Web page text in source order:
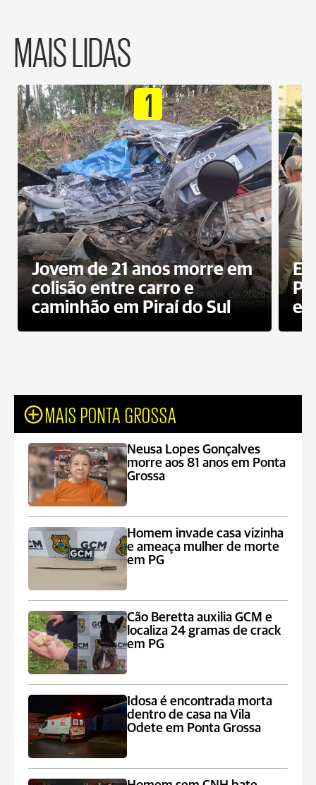
MAIS LIDAS
1
Jovem de 21 anos morre em
colisão entre carro e
caminhão em Piraí do Sul
MAIS PONTA GROSSA
Neusa Lopes Gonçalves
morre aos 81 anos em Ponta
Grossa
Homem invade casa vizinha
e ameaça mulher de morte
em PG
Cão Beretta auxilia GCM e
localiza 24 gramas de crack
em PG
Idosa é encontrada morta
dentro de casa na Vila
Odete em Ponta Grossa